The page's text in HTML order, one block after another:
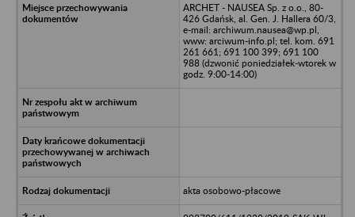
ARCHET - NAUSEA Sp. z o.o., 80-
426 Gdańsk, al. Gen. J. Hallera 60/3,
e-mail: archiwum.nausea@wp.pl,
www: arciwum-info.pl; tel. kom. 691
261 661; 691 100 399; 691 100
988 (dzwonić poniedziałek-wtorek w
godz. 9:00-14:00)
akta osobowo-płacowe